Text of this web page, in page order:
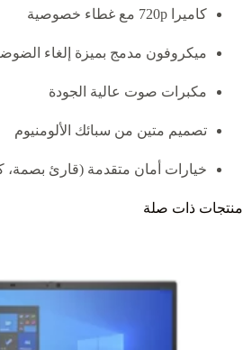
كاميرا 720p مع غطاء خصوصية
ميكروفون مدمج بميزة إلغاء
مكبرات صوت عالية الجودة
تصميم متين من سبائك الألومنيوم
خيارات أمان متقدمة (قارئ بصمة،
منتجات ذات صلة